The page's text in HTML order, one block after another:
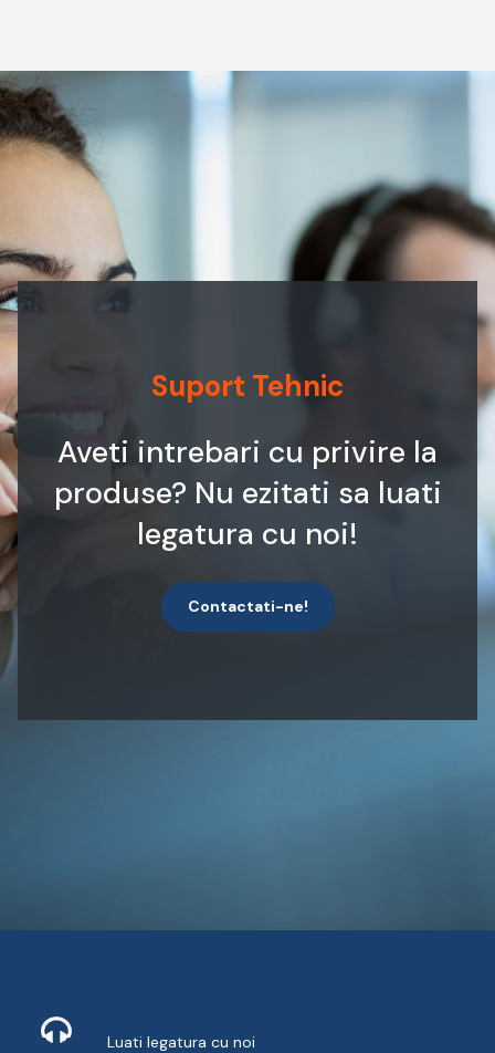
Suport Tehnic
Aveti intrebari cu privire la
produse? Nu ezitati sa luati
legatura cu noi!
Contactati-ne!
Luati legatura cu noi